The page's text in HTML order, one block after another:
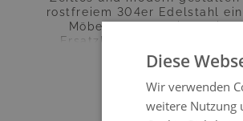
rostfreiem 304er Edelstahl
Möbel aus der "Silva"
Ersatzbezüge schützen
Lounges, Bars und Liegen
simpel und schnell erledigt.
Möbelstücke angebracht
mühelos.
Diese
Wir verwenden
weitere Nutzung